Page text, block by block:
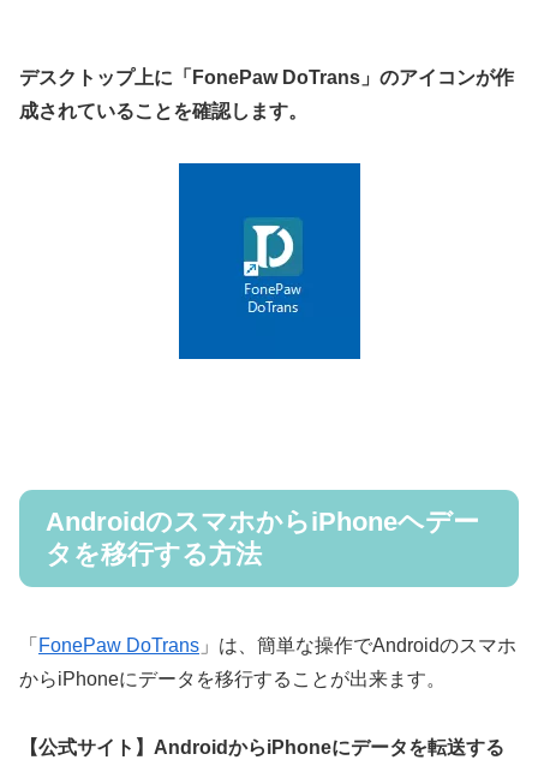
デスクトップ上に 「FonePaw DoTrans」 のアイコンが作
成されていることを確認します。
AndroidのスマホからiPhoneヘデー
タを移行する方法
「 FonePaw DoTrans 」は、簡単な操作でAndroidのスマホ
からiPhoneにデータを移行することが出来ます。
【公式サイト】AndroidからiPhoneにデータを転送する